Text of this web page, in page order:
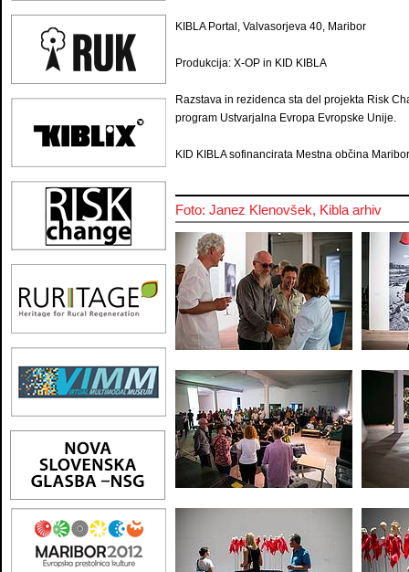
KIBLA Portal, Valvasorjeva 40, Maribor
Produkcija: X-OP in KID KIBLA
Razstava in rezidenca sta del projekta Risk
program Ustvarjalna Evropa Evropske Unije.
KID KIBLA sofinancirata Mestna občina
Foto: Janez Klenovšek, Kibla arhiv